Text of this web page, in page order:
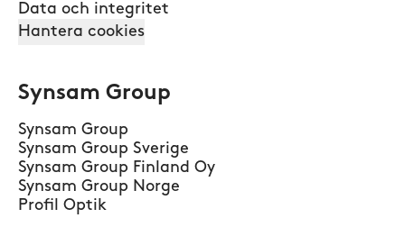
Data och integritet
Hantera cookies
Synsam Group
Synsam Group
Synsam Group Sverige
Synsam Group Finland Oy
Synsam Group Norge
Profil Optik